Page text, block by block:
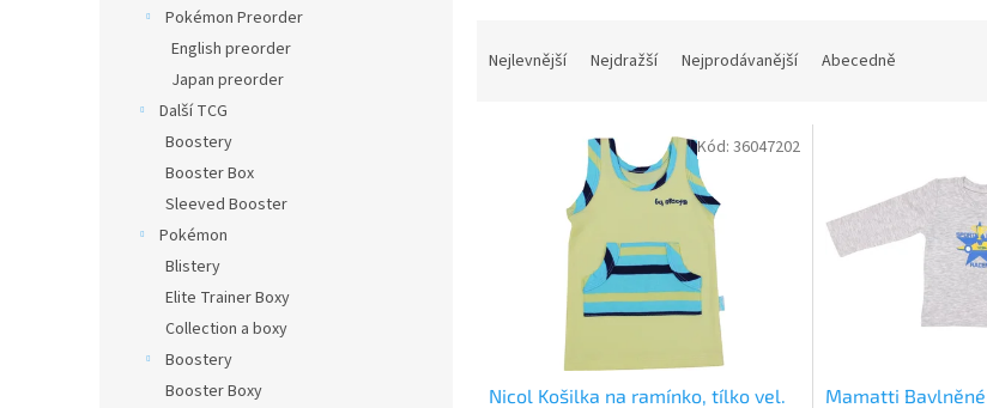
Pokémon Preorder
English preorder
Japan preorder
Další TCG
Boostery
Booster Box
Sleeved Booster
Pokémon
Blistery
Elite Trainer Boxy
Collection a boxy
Boostery
Booster Boxy
Nejlevnější Nejdražší Nejprodávanější Abecedně
Nicol Košilka na ramínko, tílko vel.
Kód: 36047202
Mamatti